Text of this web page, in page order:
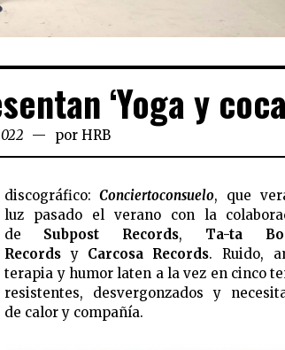
‘Yoga y
porHRB
discográfico:Conciertoconsuelo, que
luz pasado el verano con la
de Subpost Records, Ta-ta
Records y Carcosa Records. Ruido,
terapia y humor laten a la vez en cinco
resistentes, desvergonzados y
de calor y compañía.